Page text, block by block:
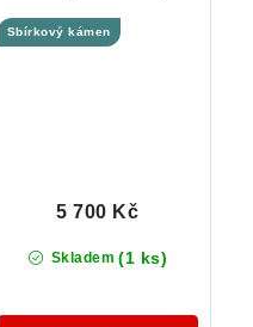
- 4,33 g
Sbírkový kámen
Skladem (1 ks)
5 700 Kč